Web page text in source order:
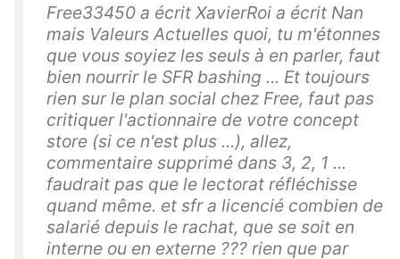
Free33450 a écrit XavierRoi a écrit Nan
mais Valeurs Actuelles quoi, tu m'étonnes
que vous soyiez les seuls à en parler, faut
bien nourrir le SFR bashing ... Et toujours
rien sur le plan social chez Free, faut pas
critiquer l'actionnaire de votre concept
store (si ce n'est plus ...), allez,
commentaire supprimé dans 3, 2, 1 ...
faudrait pas que le lectorat réfléchisse
quand même. et sfr a licencié combien de
salarié depuis le rachat, que se soit en
interne ou en externe ??? rien que par